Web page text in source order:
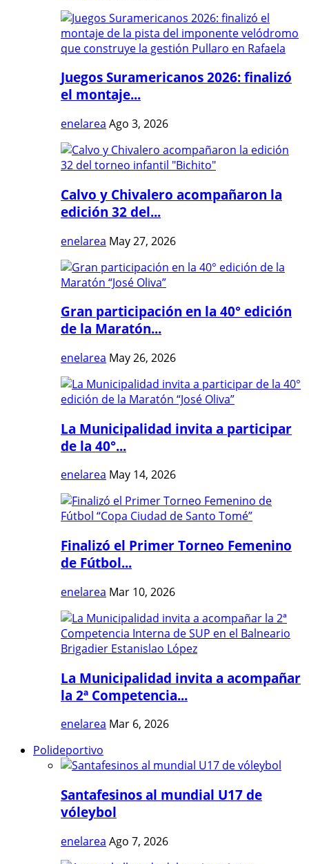
Juegos Suramericanos 2026: finalizó
el montaje...
enelarea Ago 3, 2026
Calvo y Chivalero acompañaron la
edición 32 del...
enelarea May 27, 2026
Gran participación en la 40° edición
de la Maratón...
enelarea May 26, 2026
La Municipalidad invita a participar
de la 40°...
enelarea May 14, 2026
Finalizó el Primer Torneo Femenino
de Fútbol...
enelarea Mar 10, 2026
La Municipalidad invita a acompañar
la 2ª Competencia...
enelarea Mar 6, 2026
Polideportivo
Santafesinos al mundial U17 de
vóleybol
enelarea Ago 7, 2026